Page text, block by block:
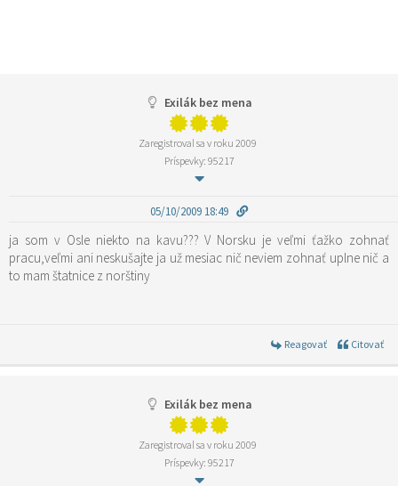
Exilák bez mena
Zaregistroval sa v roku 2009
Príspevky: 95217
05/10/2009 18:49
ja som v Osle niekto na kavu??? V Norsku je veľmi ťažko zohnať
pracu,veľmi ani neskušajte ja už mesiac nič neviem zohnať uplne nič a
to mam štatnice z norštiny
Reagovať Citovať
Exilák bez mena
Zaregistroval sa v roku 2009
Príspevky: 95217